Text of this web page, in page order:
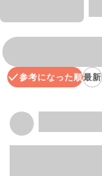
参考になった順最新